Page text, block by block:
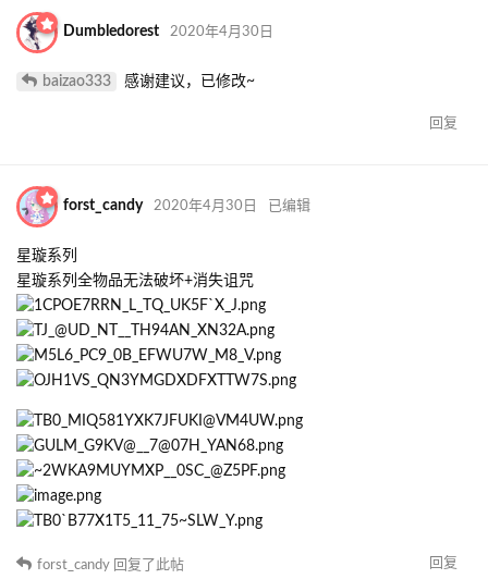
Dumbledorest 2020年4月30日
baizao333 感谢建议，已修改~
回复
forst_candy 2020年4月30日 已编辑
星璇系列
星璇系列全物品无法破坏+消失诅咒
回复
forst_candy 回复了此帖